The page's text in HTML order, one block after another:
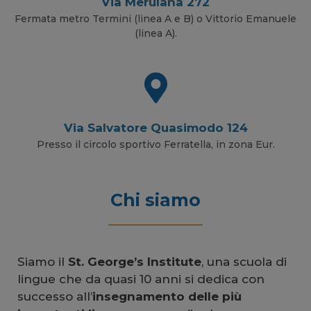
Fermata metro Termini (linea A e B) o Vittorio Emanuele
(linea A).
Via Salvatore Quasimodo 124
Presso il circolo sportivo Ferratella, in zona Eur.
Chi siamo
Siamo il St. George’s Institute, una scuola di
lingue che da quasi 10 anni si dedica con
successo all’insegnamento delle più